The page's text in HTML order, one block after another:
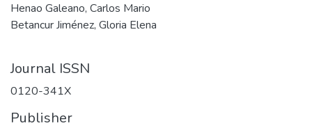
Henao Galeano, Carlos Mario
Betancur Jiménez, Gloria Elena
Journal ISSN
0120-341X
Publisher